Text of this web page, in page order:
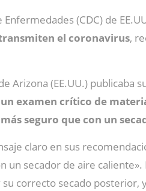
(CDC) de
el coronavirus,
Arizona (EE.UU.) publicaba
examen crítico de
seguro que con un
claro en sus
un secador de aire caliente».
correcto secado posterior,